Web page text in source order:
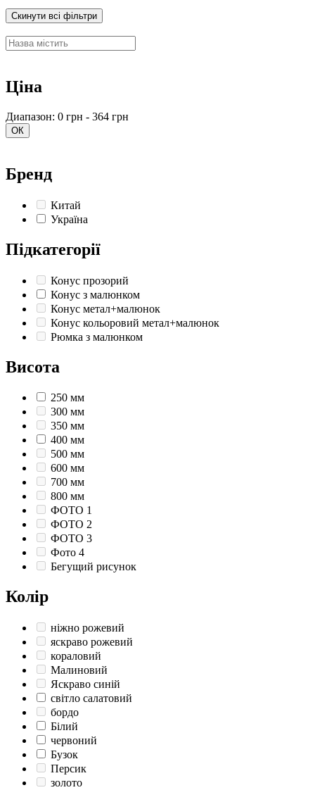
Скинути всі фільтри
Ціна
Диапазон: 0 грн - 364 грн
ОК
Бренд
Китай
Україна
Підкатегорії
Конус прозорий
Конус з малюнком
Конус метал+малюнок
Конус кольоровий метал+малюнок
Рюмка з малюнком
Висота
250 мм
300 мм
350 мм
400 мм
500 мм
600 мм
700 мм
800 мм
ФОТО 1
ФОТО 2
ФОТО 3
Фото 4
Бегущий рисунок
Колір
ніжно рожевий
яскраво рожевий
кораловий
Малиновий
Яскраво синій
світло салатовий
бордо
Білий
червоний
Бузок
Персик
золото